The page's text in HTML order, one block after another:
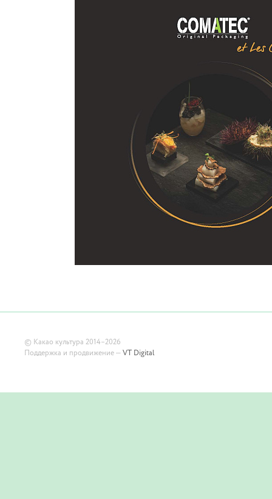
© Какао культура 2014–2026
Поддержка и продвижение — VT Digital